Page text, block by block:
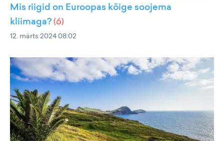
Mis riigid on Euroopas kõige soojema
kliimaga?(6)
12. märts 2024 08:02